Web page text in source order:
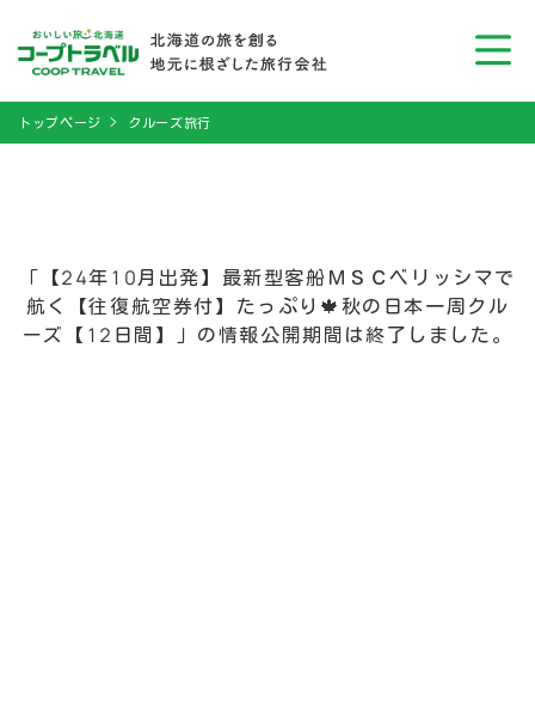
トップページ クルーズ旅行
「【24年10月出発】最新型客船ＭＳＣベリッシマで
航く【往復航空券付】たっぷり🍁秋の日本一周クル
ーズ【12日間】」の情報公開期間は終了しました。